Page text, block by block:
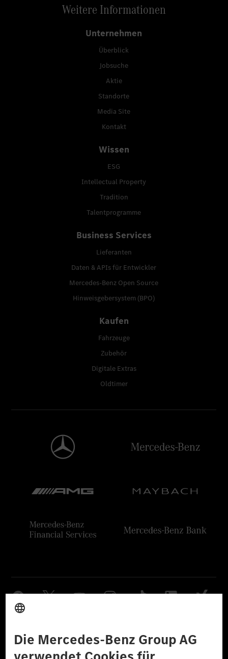
Weitere Informationen
Unternehmen
Überblick
Jobsuche
Aktie
Standorte
Media Site
Kontakt
Wissen
ESG
Intellectual Property
Tradition
Talentprogramme
Business Services
Lieferanten
Daten & APIs für Entwickler
Mercedes-Benz Open Source
Hinweisgebersystem (BPO)
Kaufen
Fahrzeuge
Zubehör
Digitale Extras
Oldtimer
Datenschutz Lizenzhinweise Dritter Barrierefreiheit